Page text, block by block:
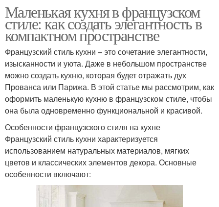
Маленькая кухня в французском
стиле: как создать элегантность в
компактном пространстве
Французский стиль кухни – это сочетание элегантности,
изысканности и уюта. Даже в небольшом пространстве
можно создать кухню, которая будет отражать дух
Прованса или Парижа. В этой статье мы рассмотрим, как
оформить маленькую кухню в французском стиле, чтобы
она была одновременно функциональной и красивой.
Особенности французского стиля на кухне
Французский стиль кухни характеризуется
использованием натуральных материалов, мягких
цветов и классических элементов декора. Основные
особенности включают: